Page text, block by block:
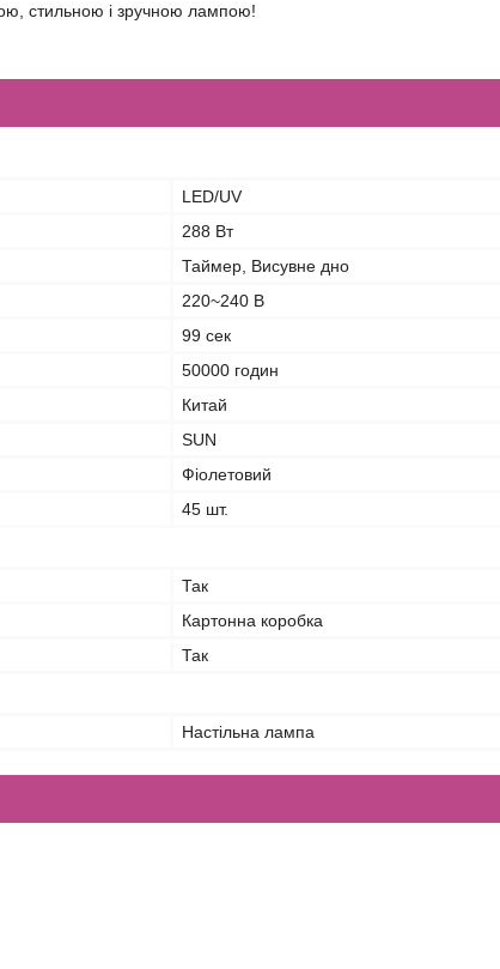
стильною і зручною лампою!
LED/UV
288 Вт
Таймер, Висувне дно
220~240 В
99 сек
50000 годин
Китай
SUN
Фіолетовий
45 шт.
Так
Картонна коробка
Так
Настільна лампа